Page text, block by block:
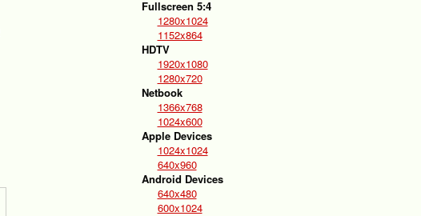
Fullscreen 5:4
1280x1024
1152x864
HDTV
1920x1080
1280x720
Netbook
1366x768
1024x600
Apple Devices
1024x1024
640x960
Android Devices
640x480
600x1024